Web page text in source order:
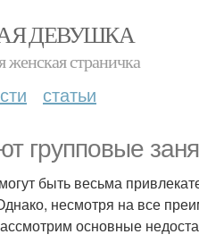
ДЕВУШКА
женская страничка
статьи
групповые
быть весьма
несмотря на все
основные